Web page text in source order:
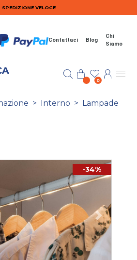
SPEDIZIONE VELOCE
Contattaci Blog
Chi
Siamo
0
> Interno > Lampade
-34%